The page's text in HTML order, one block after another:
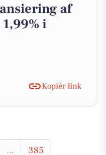
af
i
Kopiér link
... 385